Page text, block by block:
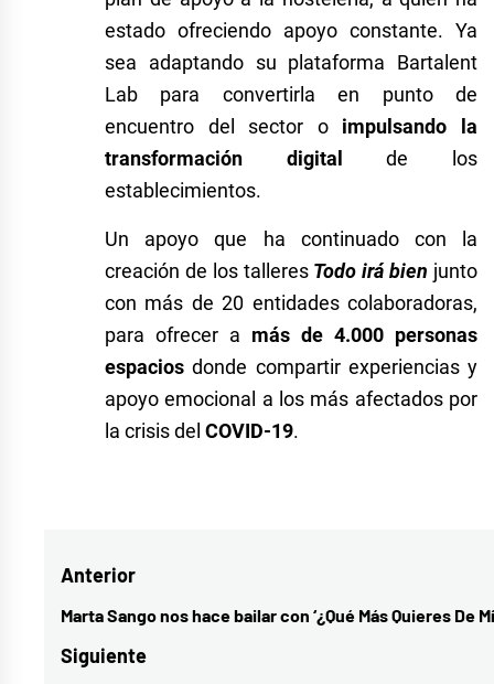
estado ofreciendo apoyo constante. Ya
sea adaptando su plataforma Bartalent
Lab para convertirla en punto de
encuentro del sector o impulsando la
transformación digital
de los
establecimientos.
Un apoyo que ha continuado con la
creación de los talleres Todo irá bien junto
con más de 20 entidades colaboradoras,
para ofrecer a más de 4.000 personas
espacios donde compartir experiencias y
apoyo emocional a los más afectados por
la crisis del COVID-19.
Cola
Coca-
Navegación
de
entradas
Anterior
Entrada
anterior:
Marta Sango nos hace bailar con ‘¿Qué Más Quieres De
Siguiente